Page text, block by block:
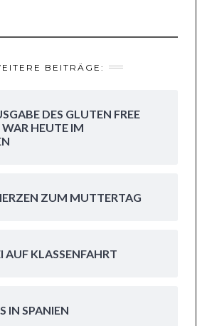
BEITRÄGE:
DES GLUTEN FREE
HEUTE IM
ZUM MUTTERTAG
AUF KLASSENFAHRT
IN SPANIEN